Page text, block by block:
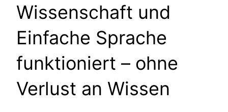
Wissenschaft und
Einfache Sprache
funktioniert – ohne
Verlust an Wissen